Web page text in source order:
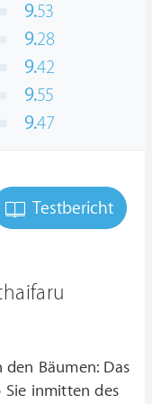
9.53
9.28
9.42
9.55
9.47
Testbericht
Bäumen: Das
Sie inmitten des